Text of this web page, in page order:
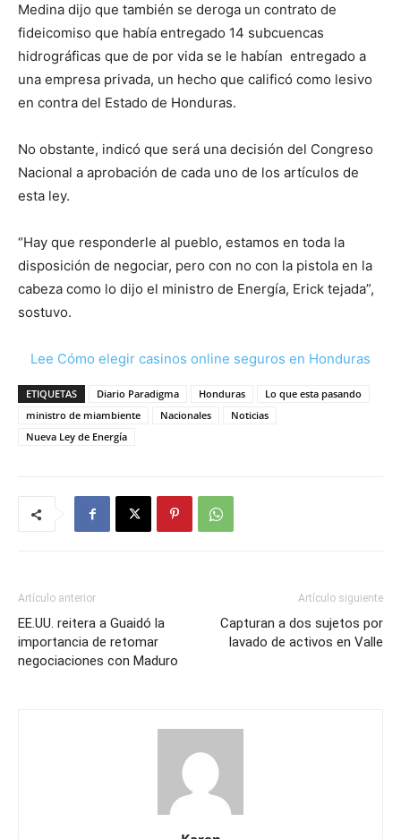
Medina dijo que también se deroga un contrato de
fideicomiso que había entregado 14 subcuencas
hidrográficas que de por vida se le habían entregado a
una empresa privada, un hecho que calificó como lesivo
en contra del Estado de Honduras.
No obstante, indicó que será una decisión del Congreso
Nacional a aprobación de cada uno de los artículos de
esta ley.
“Hay que responderle al pueblo, estamos en toda la
disposición de negociar, pero con no con la pistola en la
cabeza como lo dijo el ministro de Energía, Erick tejada”,
sostuvo.
Lee Cómo elegir casinos online seguros en Honduras
ETIQUETAS Diario Paradigma Honduras
Lo que esta pasando
ministro de miambiente
Nacionales
Noticias
Nueva Ley de Energía
Artículo anterior
EE.UU. reitera a Guaidó la
importancia de retomar
negociaciones con Maduro
Artículo siguiente
Capturan a dos sujetos por
lavado de activos en Valle